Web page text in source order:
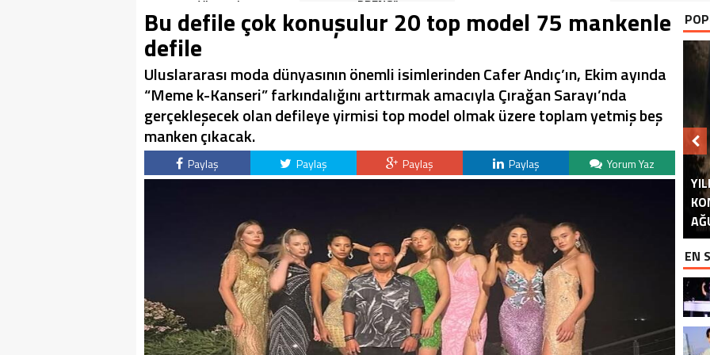
Vizyonda
PRENS”
Bu defile çok konuşulur 20 top model 75 mankenle
defile
Uluslararası moda dünyasının önemli isimlerinden Cafer Andıç’ın, Ekim ayında
“Meme k-Kanseri” farkındalığını arttırmak amacıyla Çırağan Sarayı’nda
gerçekleşecek olan defileye yirmisi top model olmak üzere toplam yetmiş beş
manken çıkacak.
Paylaş Paylaş Paylaş Paylaş Yorum Yaz
EN